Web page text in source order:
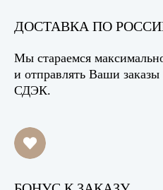
ДОСТАВКА ПО
Мы стараемся
и отправлять Ваши
СДЭК.